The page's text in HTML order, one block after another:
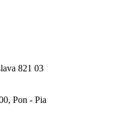
821 03
Pon - Pia